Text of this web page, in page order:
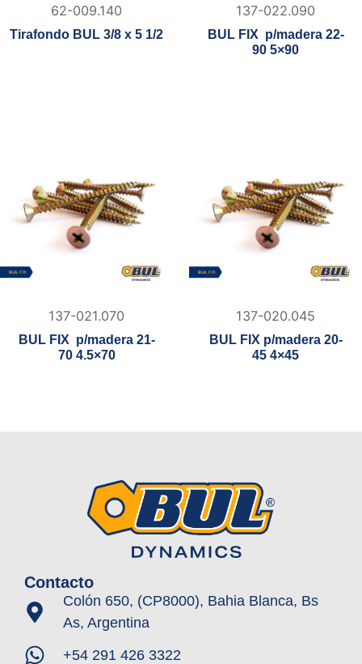
62-009.140
Tirafondo BUL 3/8 x 5 1/2
137-022.090
BUL FIX p/madera 22-
90 5×90
137-021.070
BUL FIX p/madera 21-
70 4.5×70
137-020.045
BUL FIX p/madera 20-
45 4×45
Contacto
Colón 650, (CP8000), Bahia Blanca, Bs
As, Argentina
+54 291 426 3322